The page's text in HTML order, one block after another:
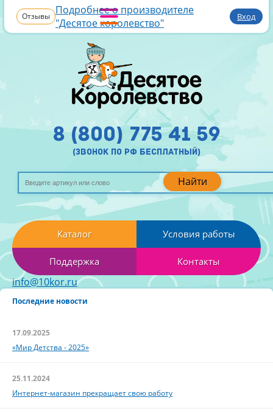
Отзывы Подробнее о производителе
"Десятое королевство"
Вход
Найти
8 (800) 775 41 59
(звонок по рф бесплатный)
Каталог Условия работы
Поддержка Контакты
info@10kor.ru
Последние новости
17.09.2025
«Мир Детства - 2025»
25.11.2024
Интернет-магазин прекращает свою работу